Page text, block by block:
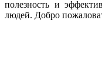
полезность и
людей. Добро